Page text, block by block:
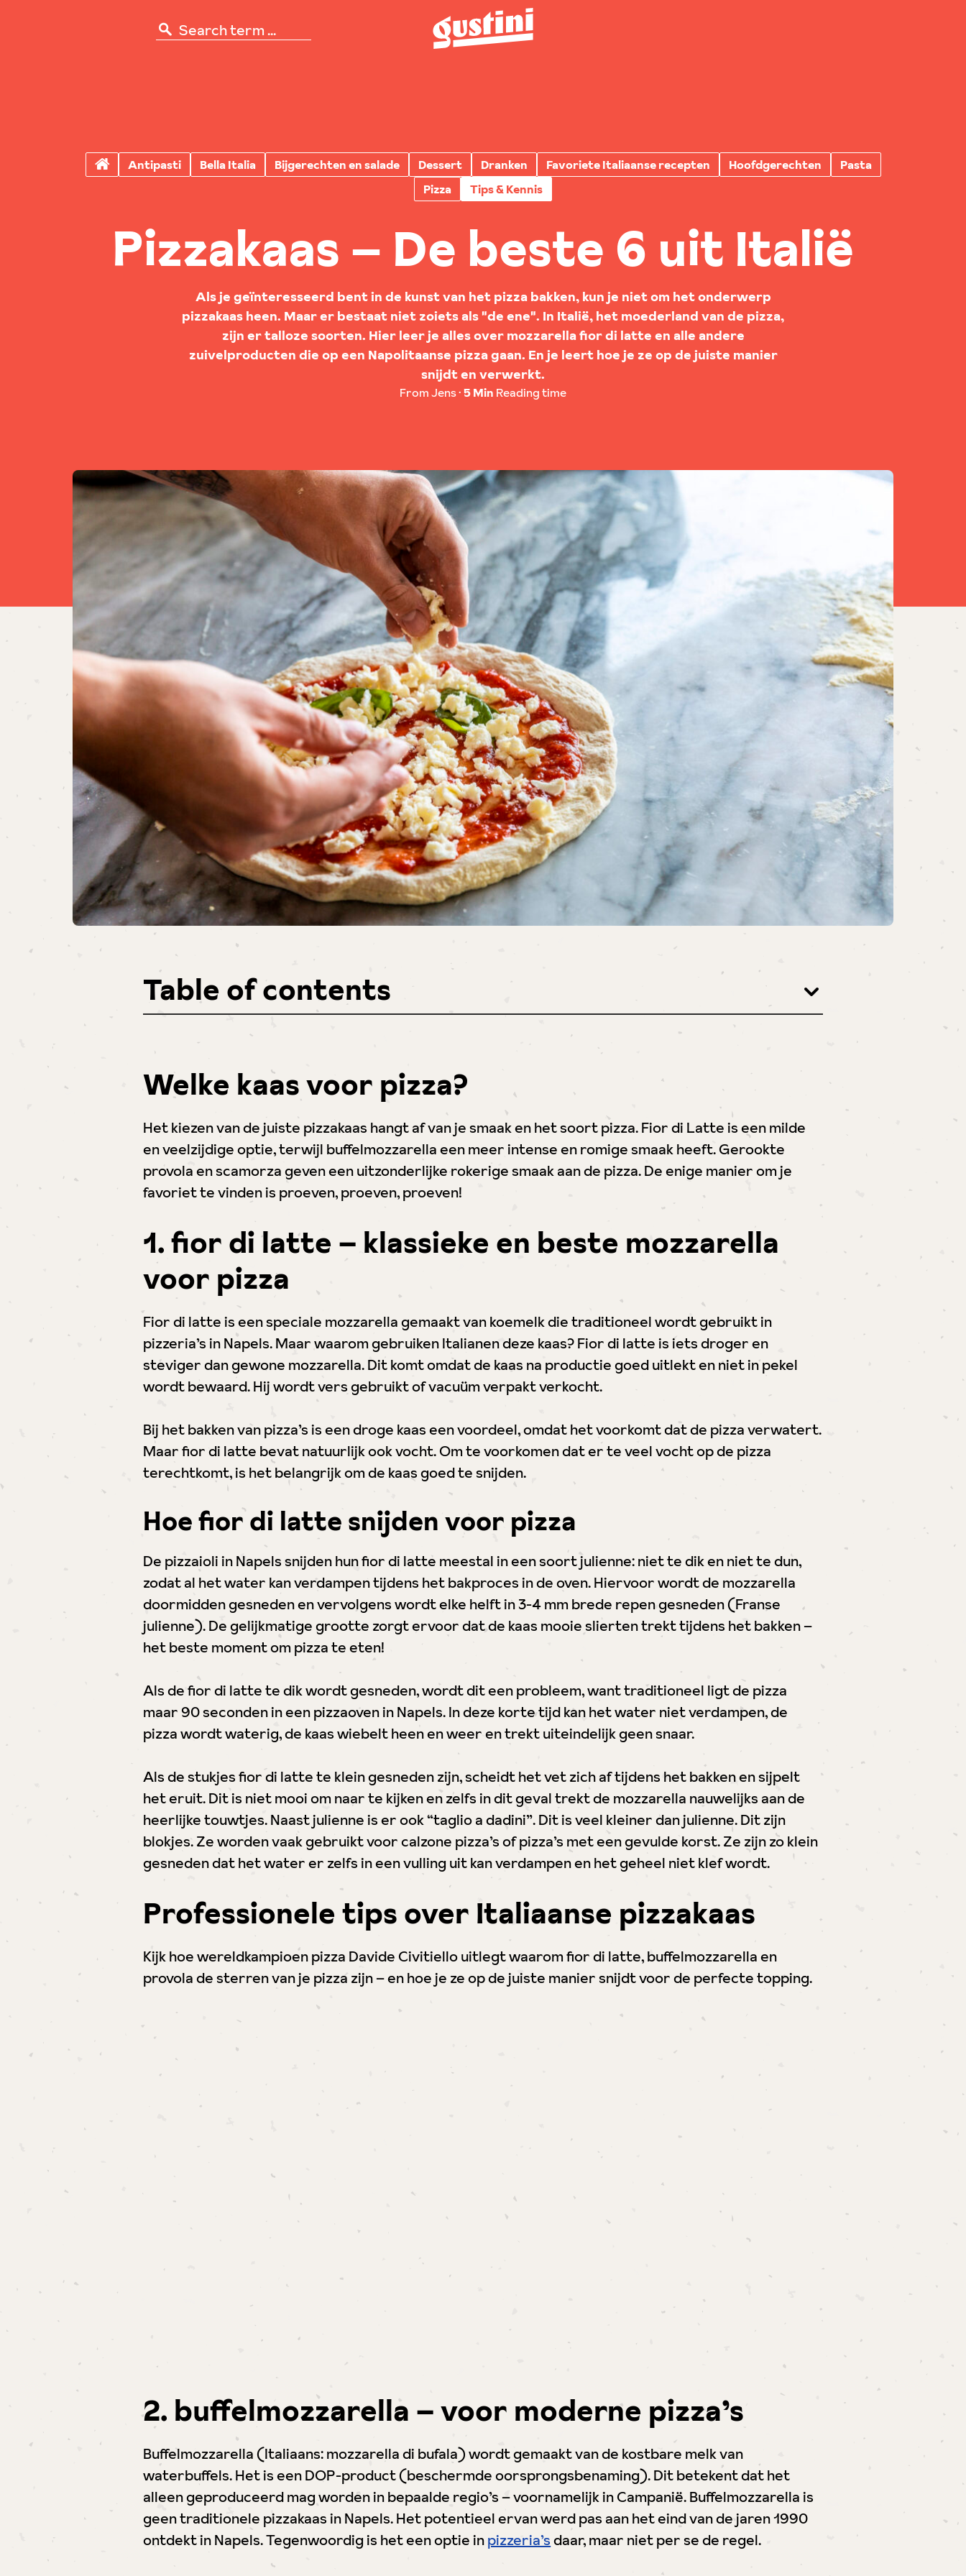
Antipasti Bella Italia Bijgerechten en salade Dessert Dranken Favoriete Italiaanse recepten Hoofdgerechten
Pasta
Pizza
Tips & Kennis
Pizzakaas – De beste 6 uit Italië
Als je geïnteresseerd bent in de kunst van het pizza bakken, kun je niet om het onderwerp
pizzakaas heen. Maar er bestaat niet zoiets als "de ene". In Italië, het moederland van de pizza,
zijn er talloze soorten. Hier leer je alles over mozzarella fior di latte en alle andere
zuivelproducten die op een Napolitaanse pizza gaan. En je leert hoe je ze op de juiste manier
snijdt en verwerkt.
From Jens 5 Min Reading time
Table of contents
Welke kaas voor pizza?
Het kiezen van de juiste pizzakaas hangt af van je smaak en het soort pizza. Fior di Latte is een milde
en veelzijdige optie, terwijl buffelmozzarella een meer intense en romige smaak heeft. Gerookte
provola en scamorza geven een uitzonderlijke rokerige smaak aan de pizza. De enige manier om je
favoriet te vinden is proeven, proeven, proeven!
1. fior di latte – klassieke en beste mozzarella
voor pizza
Fior di latte is een speciale mozzarella gemaakt van koemelk die traditioneel wordt gebruikt in
pizzeria’s in Napels. Maar waarom gebruiken Italianen deze kaas? Fior di latte is iets droger en
steviger dan gewone mozzarella. Dit komt omdat de kaas na productie goed uitlekt en niet in pekel
wordt bewaard. Hij wordt vers gebruikt of vacuüm verpakt verkocht.
Bij het bakken van pizza’s is een droge kaas een voordeel, omdat het voorkomt dat de pizza verwatert.
Maar fior di latte bevat natuurlijk ook vocht. Om te voorkomen dat er te veel vocht op de pizza
terechtkomt, is het belangrijk om de kaas goed te snijden.
Hoe fior di latte snijden voor pizza
De pizzaioli in Napels snijden hun fior di latte meestal in een soort julienne: niet te dik en niet te dun,
zodat al het water kan verdampen tijdens het bakproces in de oven. Hiervoor wordt de mozzarella
doormidden gesneden en vervolgens wordt elke helft in 3-4 mm brede repen gesneden (Franse
julienne). De gelijkmatige grootte zorgt ervoor dat de kaas mooie slierten trekt tijdens het bakken –
het beste moment om pizza te eten!
Als de fior di latte te dik wordt gesneden, wordt dit een probleem, want traditioneel ligt de pizza
maar 90 seconden in een pizzaoven in Napels. In deze korte tijd kan het water niet verdampen, de
pizza wordt waterig, de kaas wiebelt heen en weer en trekt uiteindelijk geen snaar.
Als de stukjes fior di latte te klein gesneden zijn, scheidt het vet zich af tijdens het bakken en sijpelt
het eruit. Dit is niet mooi om naar te kijken en zelfs in dit geval trekt de mozzarella nauwelijks aan de
heerlijke touwtjes. Naast julienne is er ook “taglio a dadini”. Dit is veel kleiner dan julienne. Dit zijn
blokjes. Ze worden vaak gebruikt voor calzone pizza’s of pizza’s met een gevulde korst. Ze zijn zo klein
gesneden dat het water er zelfs in een vulling uit kan verdampen en het geheel niet klef wordt.
Professionele tips over Italiaanse pizzakaas
Kijk hoe wereldkampioen pizza Davide Civitiello uitlegt waarom fior di latte, buffelmozzarella en
provola de sterren van je pizza zijn – en hoe je ze op de juiste manier snijdt voor de perfecte topping.
2. buffelmozzarella – voor moderne pizza’s
Buffelmozzarella (Italiaans: mozzarella di bufala) wordt gemaakt van de kostbare melk van
waterbuffels. Het is een DOP-product (beschermde oorsprongsbenaming). Dit betekent dat het
alleen geproduceerd mag worden in bepaalde regio’s – voornamelijk in Campanië. Buffelmozzarella is
geen traditionele pizzakaas in Napels. Het potentieel ervan werd pas aan het eind van de jaren 1990
ontdekt in Napels. Tegenwoordig is het een optie inpizzeria’sdaar, maar niet per se de regel.